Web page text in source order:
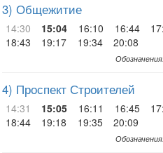
3) Общежитие
14:30 15:04 16:10 16:44
18:43
19:17 19:34 20:08
4) Проспект Строителей
14:31 15:05 16:11 16:45
18:44
19:18 19:35 20:09